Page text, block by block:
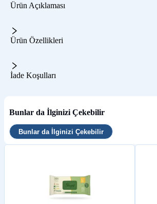
Ürün Açıklaması
Ürün Özellikleri
İade Koşulları
Bunlar da İlginizi Çekebilir
Bunlar da İlginizi Çekebilir